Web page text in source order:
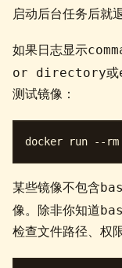
启动后台任务后就
如果日志显示
or directory或
测试镜像：
某些镜像不包含
像。除非你知道
检查文件路径、权